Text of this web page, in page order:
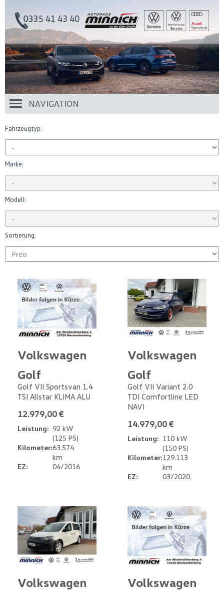
NAVIGATION
Fahrzeugtyp:
Marke:
Modell:
Sortierung:
Volkswagen
Golf
Golf VII Sportsvan 1.4
TSI Allstar KLIMA ALU
12.979,00 €
Leistung: 92 kW
(125 PS)
Kilometer:63.574
km
EZ:
04/2016
Volkswagen
Golf
Golf VII Variant 2.0
TDI Comfortline LED
NAVI
14.979,00 €
Leistung: 110 kW
(150 PS)
Kilometer:129.113
km
EZ:
03/2020
Volkswagen
Volkswagen